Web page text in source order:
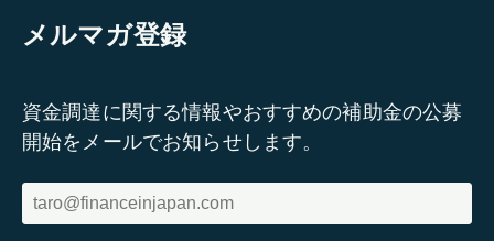
メルマガ登録
資金調達に関する情報やおすすめの補助金の公募
開始をメールでお知らせします。